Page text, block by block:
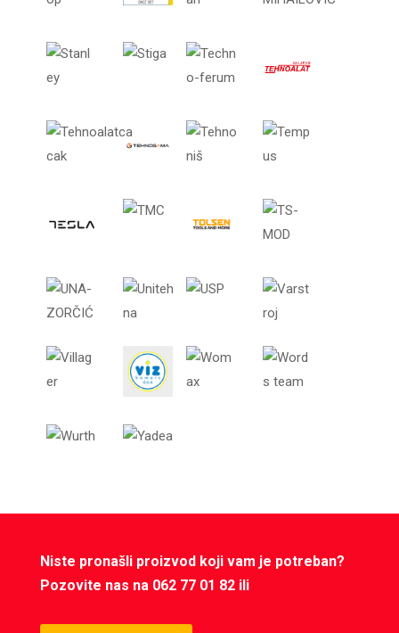
Niste pronašli proizvod koji vam je potreban?
Pozovite nas na 062 77 01 82 ili